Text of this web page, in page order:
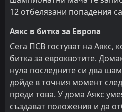
12 отбелязани попадения
Аякс в битка за Европа
Сега ПСВ гостуват на Аякс,
битка за евроквотите.
нула последните си два
дойде в точния момент
преди това. У дома Аякс
създават положения и да